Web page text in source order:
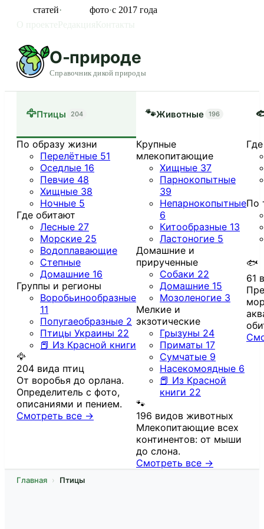
статей· фото·с 2017 года
О-природе
Справочник дикой природы
🦅Птицы 204
По образу жизни
Перелётные 51
Оседлые 16
Певчие 48
Хищные 38
Ночные 5
Где обитают
Лесные 27
Морские 25
Водоплавающие
Степные
Домашние 16
Группы и регионы
Воробьинообразные
11
Попугаеобразные 2
Птицы Украины 22
📕 Из Красной книги
🦅
204 вида птиц
От воробья до орлана.
Определитель с фото,
описаниями и пением.
Смотреть все →
🐾Животные 196
Крупные
млекопитающие
Хищные 37
Парнокопытные
39
Непарнокопытные
6
Китообразные 13
Ластоногие 5
Домашние и
прирученные
Собаки 22
Домашние 15
Мозоленогие 3
Мелкие и
экзотические
Грызуны 24
Приматы 17
Сумчатые 9
Насекомоядные 6
📕 Из Красной
книги 22
🐾
196 видов животных
Млекопитающие всех
континентов: от мыши
до слона.
Смотреть все →
По
🐟
61
Главная Птицы